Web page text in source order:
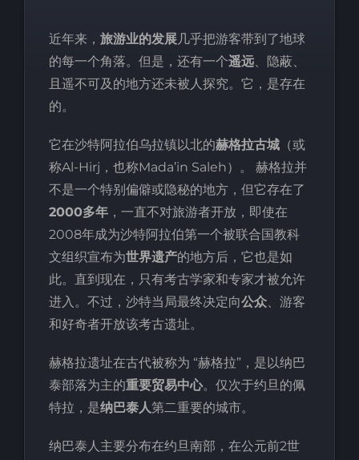
近年来， 旅游业的发展几乎把游客带到了地球
的每一个角落。但是，还有一个遥远、隐蔽、
且遥不可及的地方还未被人探究。它，是存在
的。
它在沙特阿拉伯乌拉镇以北的赫格拉古城（或
称Al-Hirj，也称Mada’in Saleh）。 赫格拉并
不是一个特别偏僻或隐秘的地方，但它存在了
2000多年，一直不对旅游者开放，即使在
2008年成为沙特阿拉伯第一个被联合国教科
文组织宣布为世界遗产的地方后，它也是如
此。直到现在，只有考古学家和专家才被允许
进入。不过，沙特当局最终决定向公众、游客
和好奇者开放该考古遗址。
赫格拉遗址在古代被称为 “赫格拉”，是以纳巴
泰部落为主的重要贸易中心。仅次于约旦的佩
特拉，是纳巴泰人第二重要的城市。
纳巴泰人主要分布在约旦南部，在公元前2世